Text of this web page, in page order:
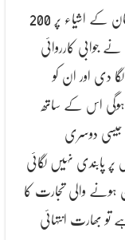
واضح رہے بھارت کی طرف سے پلو ہم حملے کے بعد پاکستان کے اشیاء پر 200
جوابی کارروائی
لگا دی اور ان کو
ہوگی اس کے ساتھ
دوسری
نہیں لگائی
والی تجارت کا
ہے تو بھارت انتہائی